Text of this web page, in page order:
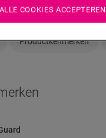
Productkenmerken
ALLE COOKIES ACCEPTEREN